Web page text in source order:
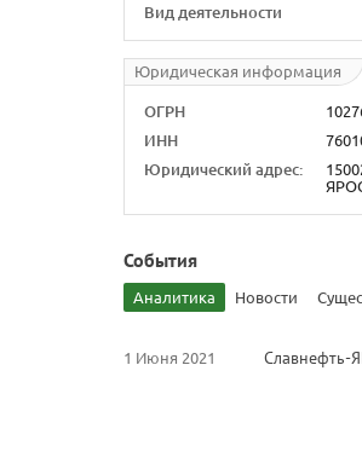
Вид деятельности
Юридическая информация
ОГРН
ИНН
Юридический адрес:
События
Аналитика Новости
1 Июня 2021 Славнефть-